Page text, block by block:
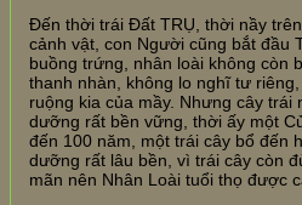
Đến thời trái Đất TRỤ, thời nầy
cảnh vật, con Người cũng bắt đầu
buồng trứng, nhân loài không còn
thanh nhàn, không lo nghĩ tư
ruộng kia của mầy. Nhưng cây trái
dưỡng rất bền vững, thời ấy một
đến 100 năm, một trái cây bổ đến
dưỡng rất lâu bền, vì trái cây còn
mãn nên Nhân Loài tuổi thọ được